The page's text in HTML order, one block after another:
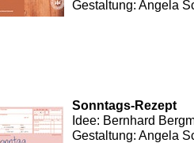
Gestaltung: Angela
Sonntags-Rezept
Idee: Bernhard
Gestaltung: Angela